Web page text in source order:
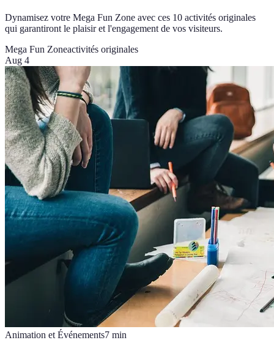
Dynamisez votre Mega Fun Zone avec ces 10 activités originales
qui garantiront le plaisir et l'engagement de vos visiteurs.
Mega Fun Zoneactivités originales
Aug 4
Animation et Événements7 min